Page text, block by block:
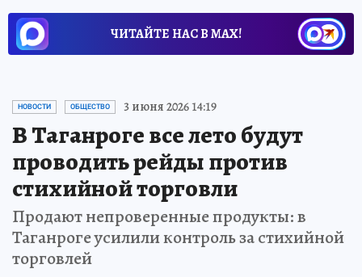
ЧИТАЙТЕ НАС В МАХ!
НОВОСТИ ОБЩЕСТВО 3 июня 2026 14:19
В Таганроге все лето будут
проводить рейды против
стихийной торговли
Продают непроверенные продукты: в
Таганроге усилили контроль за стихийной
торговлей